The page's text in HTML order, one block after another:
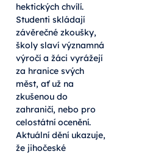
hektických chvílí.
Studenti skládají
závěrečné zkoušky,
školy slaví významná
výročí a žáci vyrážejí
za hranice svých
měst, ať už na
zkušenou do
zahraničí, nebo pro
celostátní ocenění.
Aktuální dění ukazuje,
že jihočeské